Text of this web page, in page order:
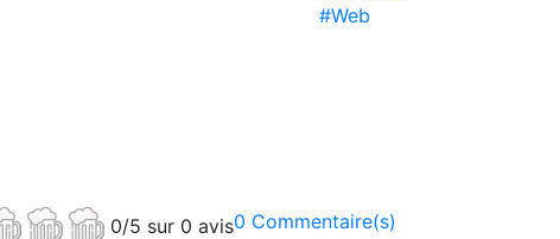
#Web
0 Commentaire(s)
0/5 sur 0 avis